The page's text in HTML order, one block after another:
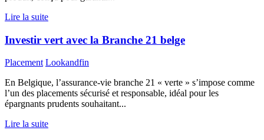
Lire la suite
Investir vert avec la Branche 21 belge
Placement Lookandfin
En Belgique, l’assurance-vie branche 21 « verte » s’impose comme
l’un des placements sécurisé et responsable, idéal pour les
épargnants prudents souhaitant...
Lire la suite